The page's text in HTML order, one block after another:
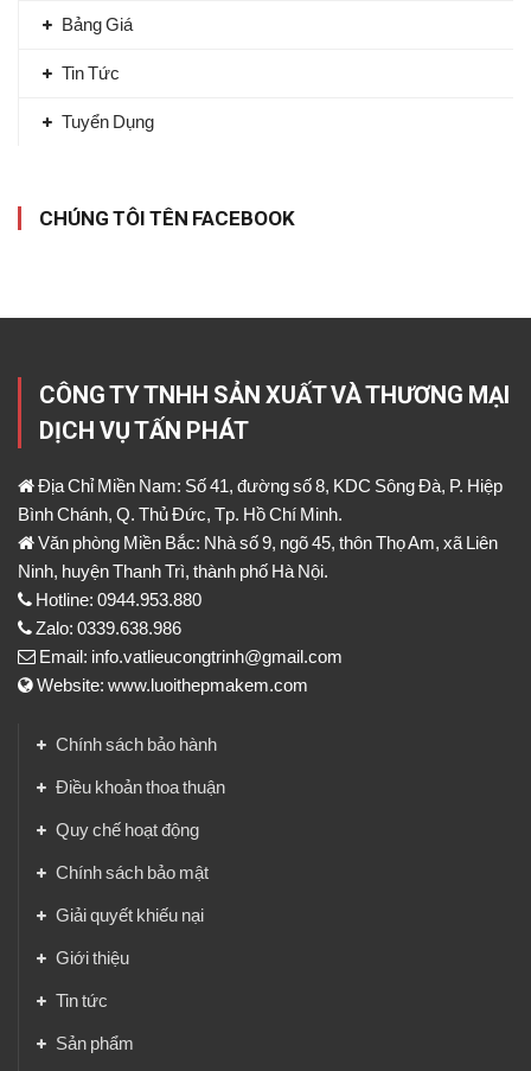
Bảng Giá
Tin Tức
Tuyển Dụng
CHÚNG TÔI TÊN FACEBOOK
CÔNG TY TNHH SẢN XUẤT VÀ THƯƠNG MẠI
DỊCH VỤ TẤN PHÁT
Địa Chỉ Miền Nam: Số 41, đường số 8, KDC Sông Đà, P. Hiệp
Bình Chánh, Q. Thủ Đức, Tp. Hồ Chí Minh.
Văn phòng Miền Bắc: Nhà số 9, ngõ 45, thôn Thọ Am, xã Liên
Ninh, huyện Thanh Trì, thành phố Hà Nội.
Hotline: 0944.953.880
Zalo: 0339.638.986
Email: info.vatlieucongtrinh@gmail.com
Website: www.luoithepmakem.com
Chính sách bảo hành
Điều khoản thoa thuận
Quy chế hoạt động
Chính sách bảo mật
Giải quyết khiếu nại
Giới thiệu
Tin tức
Sản phẩm